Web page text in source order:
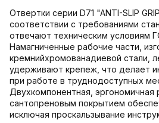
Отвертки серии D71 "ANTI-SLIP
соответствии с требованиями
отвечают техническим условиям
Намагниченные рабочие части,
кремнийхромованадиевой стали,
удерживают крепеж, что делает
при работе в труднодоступных
Двухкомпонентная, эргономичная
сантопреновым покрытием
исключая проскальзывание